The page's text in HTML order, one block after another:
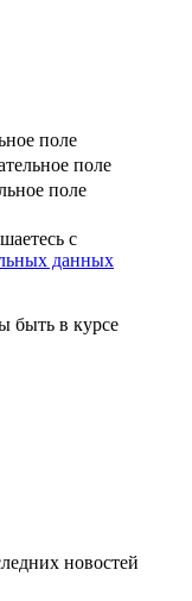
поле
поле
поле
с
данных
быть в курсе
новостей